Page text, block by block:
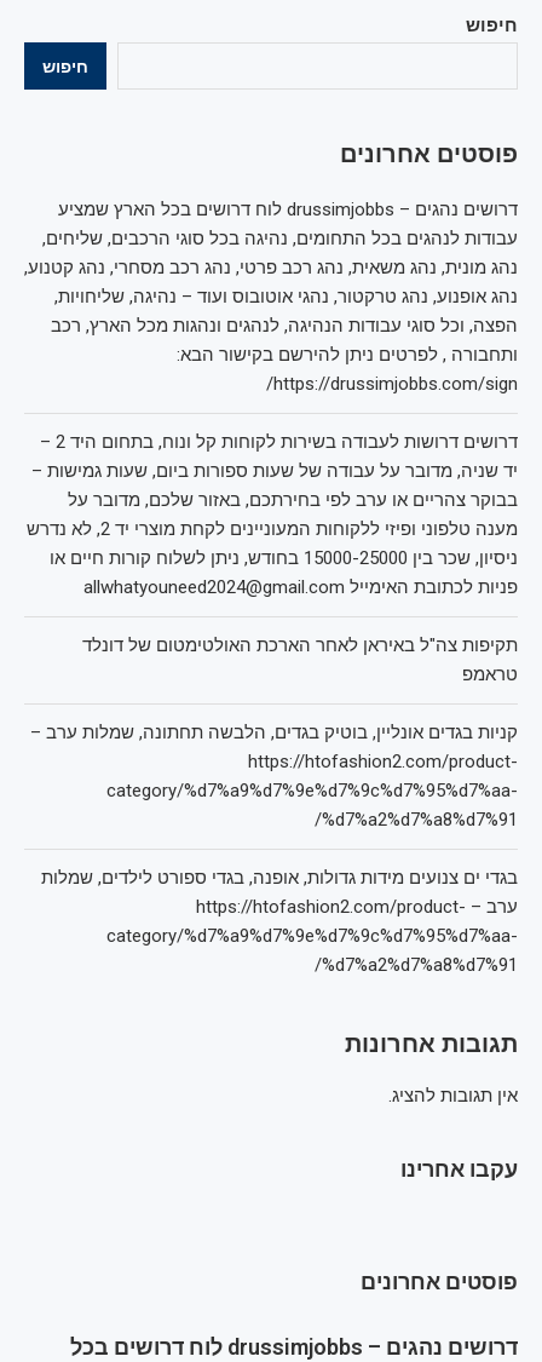
חיפוש
חיפוש
פוסטים אחרונים
דרושים נהגים – drussimjobbs לוח דרושים בכל הארץ שמציע
עבודות לנהגים בכל התחומים, נהיגה בכל סוגי הרכבים, שליחים,
נהג מונית, נהג משאית, נהג רכב פרטי, נהג רכב מסחרי, נהג קטנוע,
נהג אופנוע, נהג טרקטור, נהגי אוטובוס ועוד – נהיגה, שליחויות,
הפצה, וכל סוגי עבודות הנהיגה, לנהגים ונהגות מכל הארץ, רכב
ותחבורה , לפרטים ניתן להירשם בקישור הבא:
https://drussimjobbs.com/sign/
דרושים דרושות לעבודה בשירות לקוחות קל ונוח, בתחום היד 2 –
יד שניה, מדובר על עבודה של שעות ספורות ביום, שעות גמישות –
בבוקר צהריים או ערב לפי בחירתכם, באזור שלכם, מדובר על
מענה טלפוני ופיזי ללקוחות המעוניינים לקחת מוצרי יד 2, לא נדרש
ניסיון, שכר בין 15000-25000 בחודש, ניתן לשלוח קורות חיים או
פניות לכתובת האימייל allwhatyouneed2024@gmail.com
תקיפות צה"ל באיראן לאחר הארכת האולטימטום של דונלד
טראמפ
קניות בגדים אונליין, בוטיק בגדים, הלבשה תחתונה, שמלות ערב –
https://htofashion2.com/product-
category/%d7%a9%d7%9e%d7%9c%d7%95%d7%aa-
%d7%a2%d7%a8%d7%91/
בגדי ים צנועים מידות גדולות, אופנה, בגדי ספורט לילדים, שמלות
ערב – https://htofashion2.com/product-
category/%d7%a9%d7%9e%d7%9c%d7%95%d7%aa-
%d7%a2%d7%a8%d7%91/
תגובות אחרונות
אין תגובות להציג.
עקבו אחרינו
פוסטים אחרונים
דרושים נהגים – drussimjobbs לוח דרושים בכל